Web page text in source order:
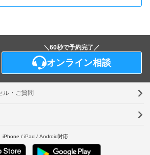
＼60秒で予約完了／
オンライン相談